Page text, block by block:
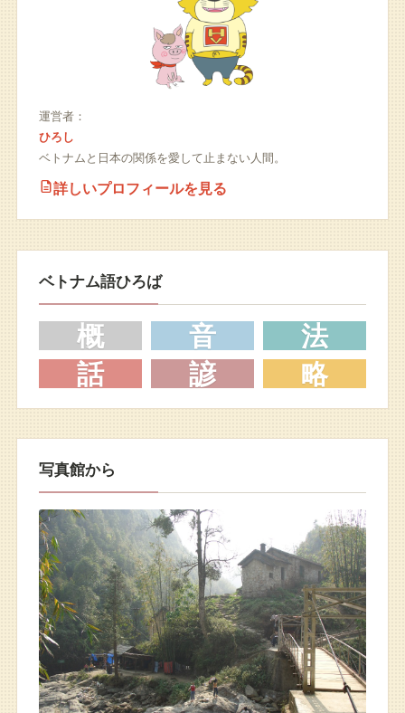
運営者：
ひろし
ベトナムと日本の関係を愛して止まない人間。
詳しいプロフィールを見る
ベトナム語ひろば
概 音
法
話
諺 略
写真館から